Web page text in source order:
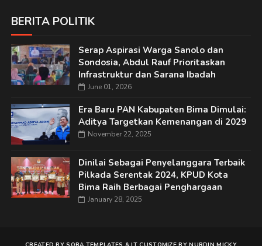
BERITA POLITIK
Serap Aspirasi Warga Sanolo dan
Sondosia, Abdul Rauf Prioritaskan
Infrastruktur dan Sarana Ibadah
June 01, 2026
Era Baru PAN Kabupaten Bima Dimulai:
Aditya Targetkan Kemenangan di 2029
November 22, 2025
Dinilai Sebagai Penyelanggara Terbaik
Pilkada Serentak 2024, KPUD Kota
Bima Raih Berbagai Penghargaan
January 28, 2025